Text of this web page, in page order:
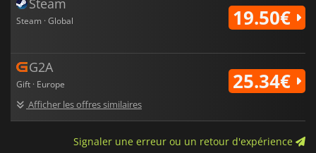
Steam · Global 19.50€
G2A
Gift · Europe
Afficher les offres similaires
25.34€
Signaler une erreur ou un retour d'expérience